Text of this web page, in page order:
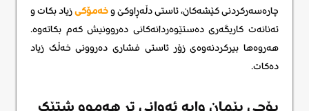
چارەسەرکردنی کێشەکان، ئاستی دڵەڕاوکێ وخەمۆکیزیاد بکات و
تەنانەت کاریگەری دەستێوەردانەکانی دەروونیش کەم بکاتەوە.
هەروەها بیرکردنەوەی زۆر ئاستی فشاری دەروونی خەڵک زیاد
دەکات.